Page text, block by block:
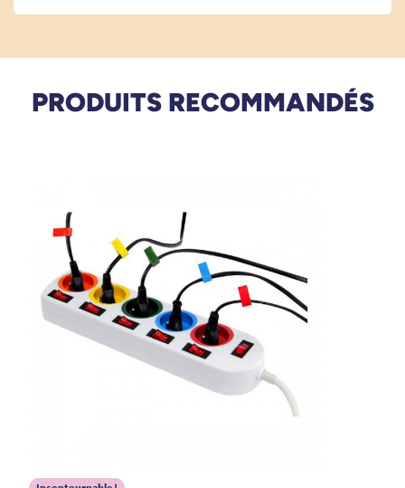
le rouge
Correspond à nos attentes . L'éclairage et doux mais
très lisible et très facile de réglage
A. Anonymous
11/01/2024
PRODUITS RECOMMANDÉS